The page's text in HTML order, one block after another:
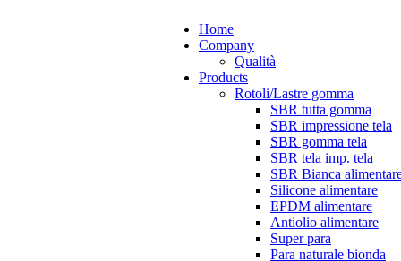
Home
Company
Qualità
Products
Rotoli/Lastre gomma
SBR tutta gomma
SBR impressione tela
SBR gomma tela
SBR tela imp. tela
SBR Bianca
Silicone alimentare
EPDM alimentare
Antiolio alimentare
Super para
Para naturale bionda